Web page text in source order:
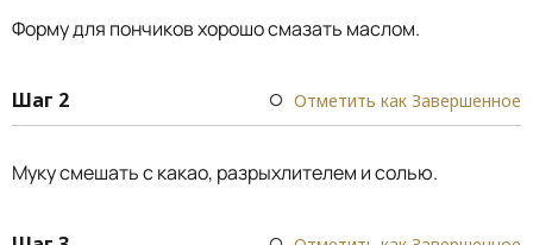
Форму для пончиков хорошо смазать маслом.
Шаг 2 Отметить как Завершенное
Муку смешать с какао, разрыхлителем и солью.